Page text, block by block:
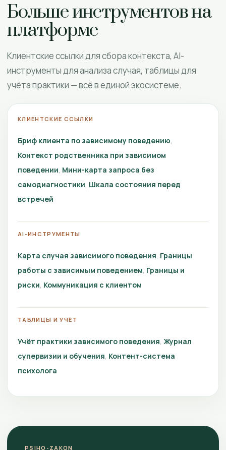
Больше инструментов на
платформе
Клиентские ссылки для сбора контекста, AI-
инструменты для анализа случая, таблицы для
учёта практики — всё в единой экосистеме.
КЛИЕНТСКИЕ ССЫЛКИ
Бриф клиента по зависимому поведению
Контекст родственника при зависимом
поведении Мини-карта запроса без
самодиагностики Шкала состояния перед
встречей
AI-ИНСТРУМЕНТЫ
Карта случая зависимого поведения Границы
работы с зависимым поведением Границы и
риски Коммуникация с клиентом
ТАБЛИЦЫ И УЧЁТ
Учёт практики зависимого поведения Журнал
супервизии и обучения Контент-система
психолога
PSIHO-ZAKON